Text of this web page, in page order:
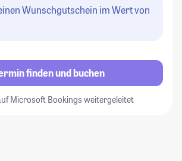
Wunschgutschein im Wert von
finden und buchen
Microsoft Bookings weitergeleitet